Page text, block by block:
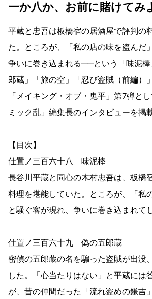
一か八か、お前に賭けてみ
平蔵と忠吾は板橋宿の居酒屋で評判の
た。ところが、「私の店の味を盗んだ
争いに巻き込まれる──という「味泥棒
郎蔵」「旅の空」「忍び盗賊（前編）
「メイキング・オブ・鬼平」第7弾と
ミック乱」編集長のインタビューを掲
【目次】
仕置ノ三百六十八 味泥棒
長谷川平蔵と同心の木村忠吾は、板橋
料理を堪能していた。ところが、「私
と騒ぐ客が現れ、争いに巻き込まれて
仕置ノ三百六十九 偽の五郎蔵
密偵の五郎蔵の名を騙った盗賊が出没
した。「心当たりはない」と平蔵には
が、昔の仲間だった「流れ盗めの鎌吉